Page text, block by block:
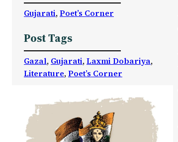
Gujarati, Poet’s Corner
Post Tags
Gazal, Gujarati, Laxmi Dobariya
Literature, Poet’s Corner